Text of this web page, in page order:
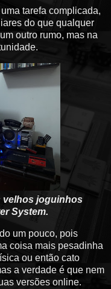
tarefa complicada,
do que qualquer
outro rumo, mas na
velhos joguinhos
System.
um pouco, pois
coisa mais pesadinha
ou então cato
a verdade é que nem
versões online.